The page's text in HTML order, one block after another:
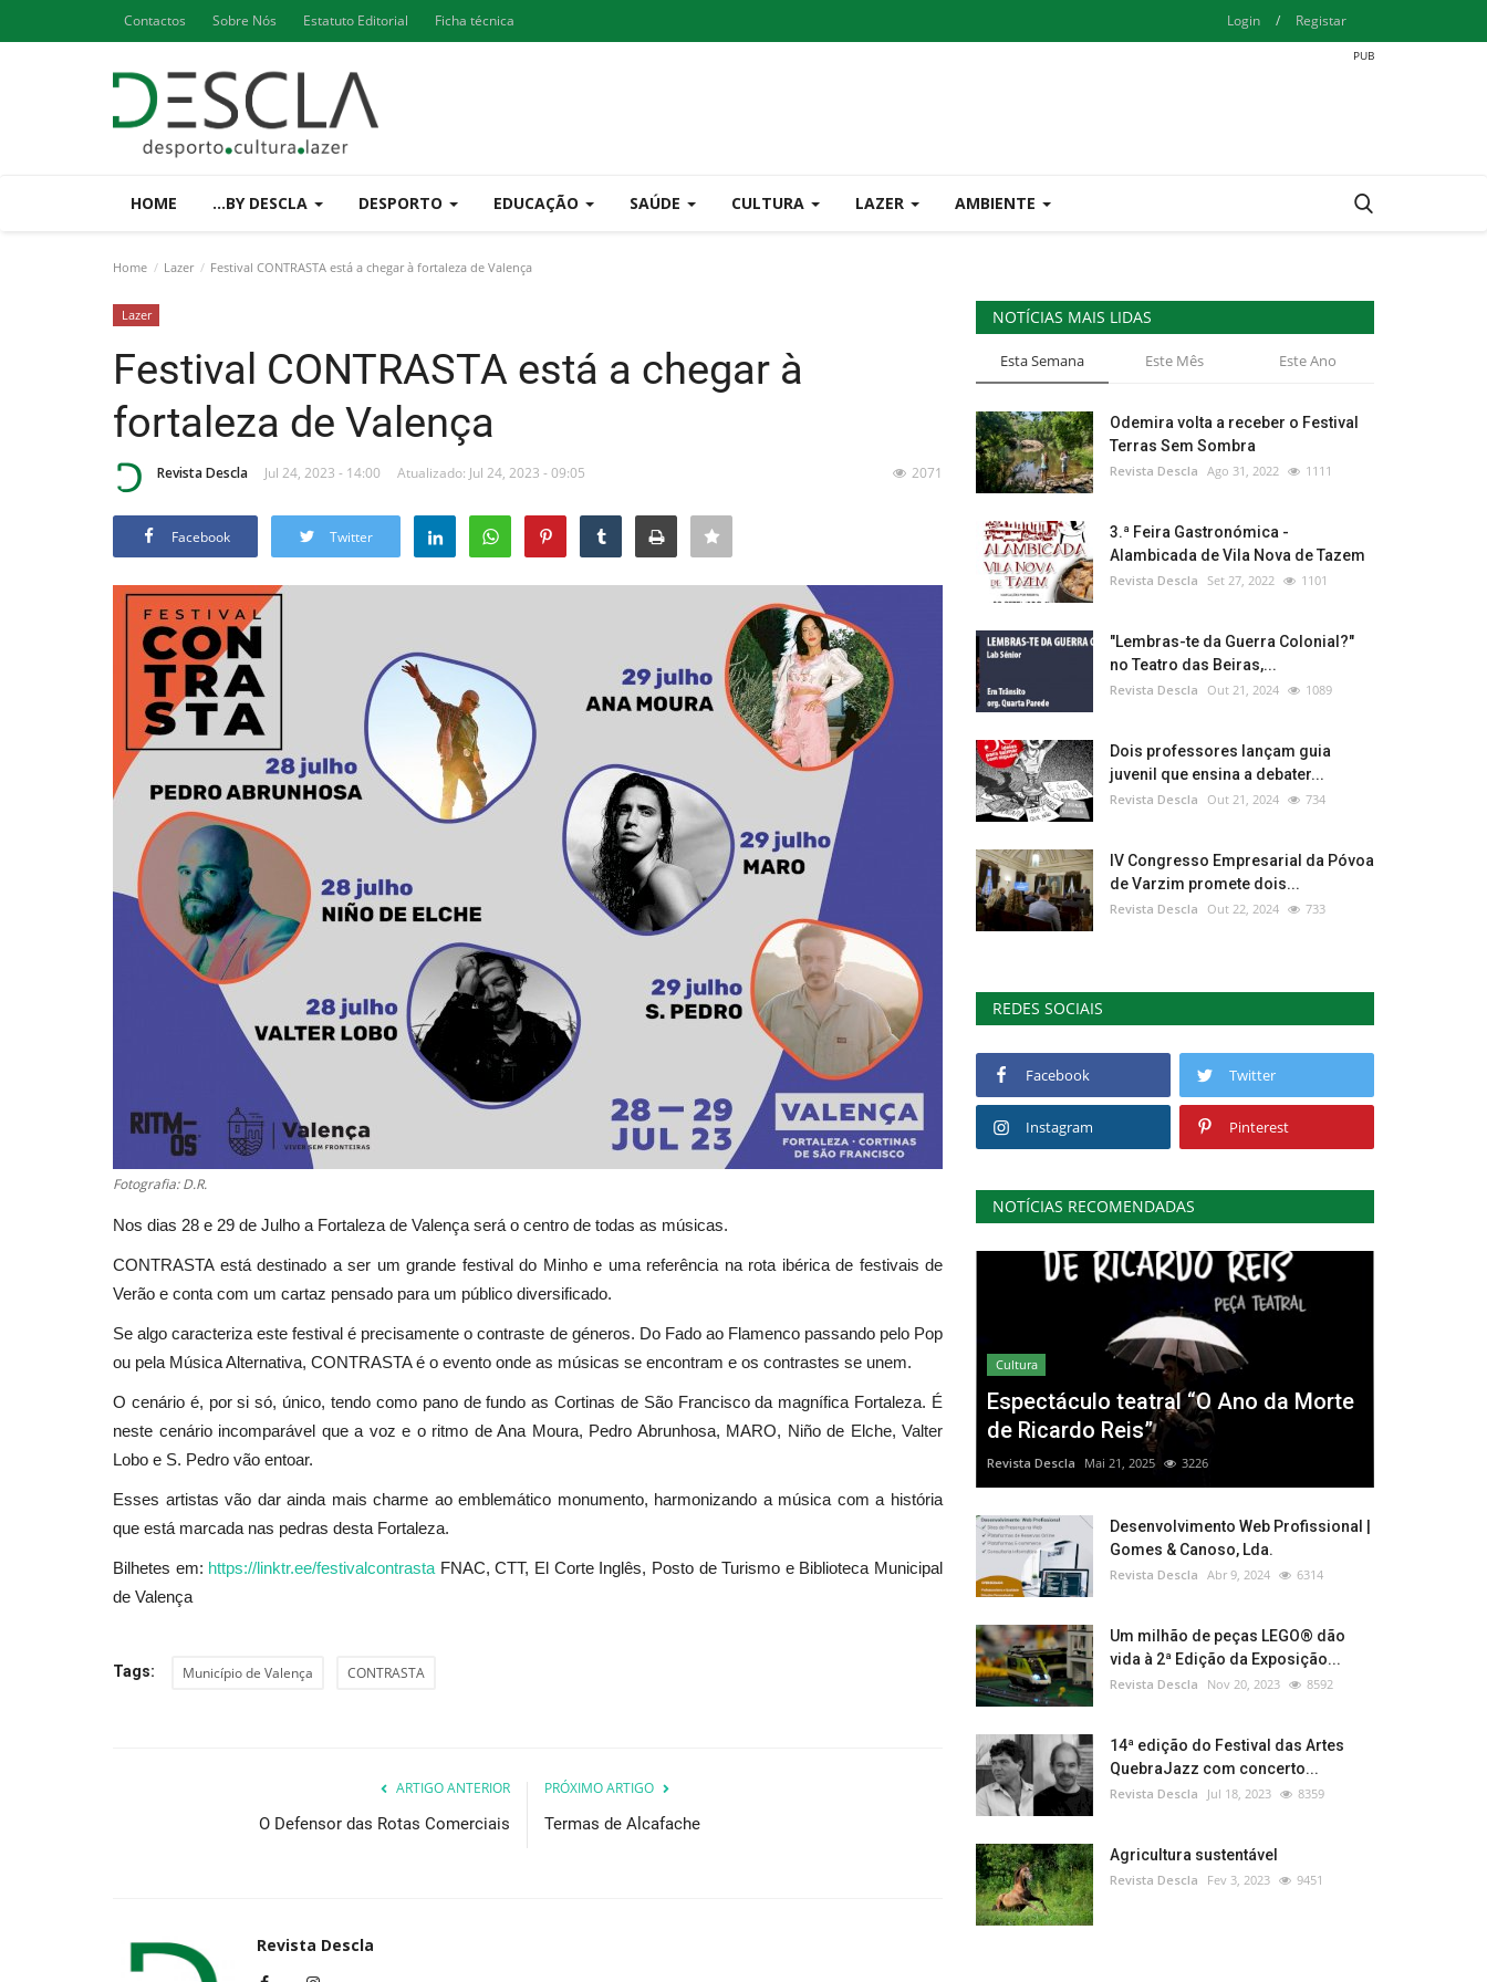
Contactos Sobre Nós Estatuto Editorial Ficha técnica Login / Registar
HOME ...BY DESCLA DESPORTO EDUCAÇÃO SAÚDE CULTURA LAZER AMBIENTE
Home Lazer Festival CONTRASTA está a chegar à fortaleza de Valença
Lazer
Festival CONTRASTA está a chegar à
fortaleza de Valença
Revista Descla Jul 24, 2023 - 14:00 Atualizado: Jul 24, 2023 - 09:05 2071
Facebook Twitter
Fotografia: D.R.
Nos dias 28 e 29 de Julho a Fortaleza de Valença será o centro de todas as músicas.
CONTRASTA está destinado a ser um grande festival do Minho e uma referência na rota ibérica de festivais de
Verão e conta com um cartaz pensado para um público diversificado.
Se algo caracteriza este festival é precisamente o contraste de géneros. Do Fado ao Flamenco passando pelo Pop
ou pela Música Alternativa, CONTRASTA é o evento onde as músicas se encontram e os contrastes se unem.
O cenário é, por si só, único, tendo como pano de fundo as Cortinas de São Francisco da magnífica Fortaleza. É
neste cenário incomparável que a voz e o ritmo de Ana Moura, Pedro Abrunhosa, MARO, Niño de Elche, Valter
Lobo e S. Pedro vão entoar.
Esses artistas vão dar ainda mais charme ao emblemático monumento, harmonizando a música com a história
que está marcada nas pedras desta Fortaleza.
Bilhetes em: https://linktr.ee/festivalcontrasta FNAC, CTT, El Corte Inglês, Posto de Turismo e Biblioteca Municipal
de Valença
Tags: Município de Valença CONTRASTA
ARTIGO ANTERIOR
O Defensor das Rotas Comerciais
PRÓXIMO ARTIGO
Termas de Alcafache
Revista Descla
NOTÍCIAS MAIS LIDAS
Esta Semana Este Mês Este Ano
Odemira volta a receber o Festival
Terras Sem Sombra
Revista Descla Ago 31, 2022 1111
3.ª Feira Gastronómica -
Alambicada de Vila Nova de Tazem
Revista Descla Set 27, 2022 1101
"Lembras-te da Guerra Colonial?"
no Teatro das Beiras,...
Revista Descla Out 21, 2024 1089
Dois professores lançam guia
juvenil que ensina a debater...
Revista Descla Out 21, 2024 734
IV Congresso Empresarial da Póvoa
de Varzim promete dois...
Revista Descla Out 22, 2024 733
REDES SOCIAIS
Facebook Twitter
Instagram Pinterest
NOTÍCIAS RECOMENDADAS
Cultura
Espectáculo teatral “O Ano da Morte
de Ricardo Reis”
Revista Descla Mai 21, 2025 3226
Desenvolvimento Web Profissional |
Gomes & Canoso, Lda.
Revista Descla Abr 9, 2024 6314
Um milhão de peças LEGO® dão
vida à 2ª Edição da Exposição...
Revista Descla Nov 20, 2023 8592
14ª edição do Festival das Artes
QuebraJazz com concerto...
Revista Descla Jul 18, 2023 8359
Agricultura sustentável
Revista Descla Fev 3, 2023 9451